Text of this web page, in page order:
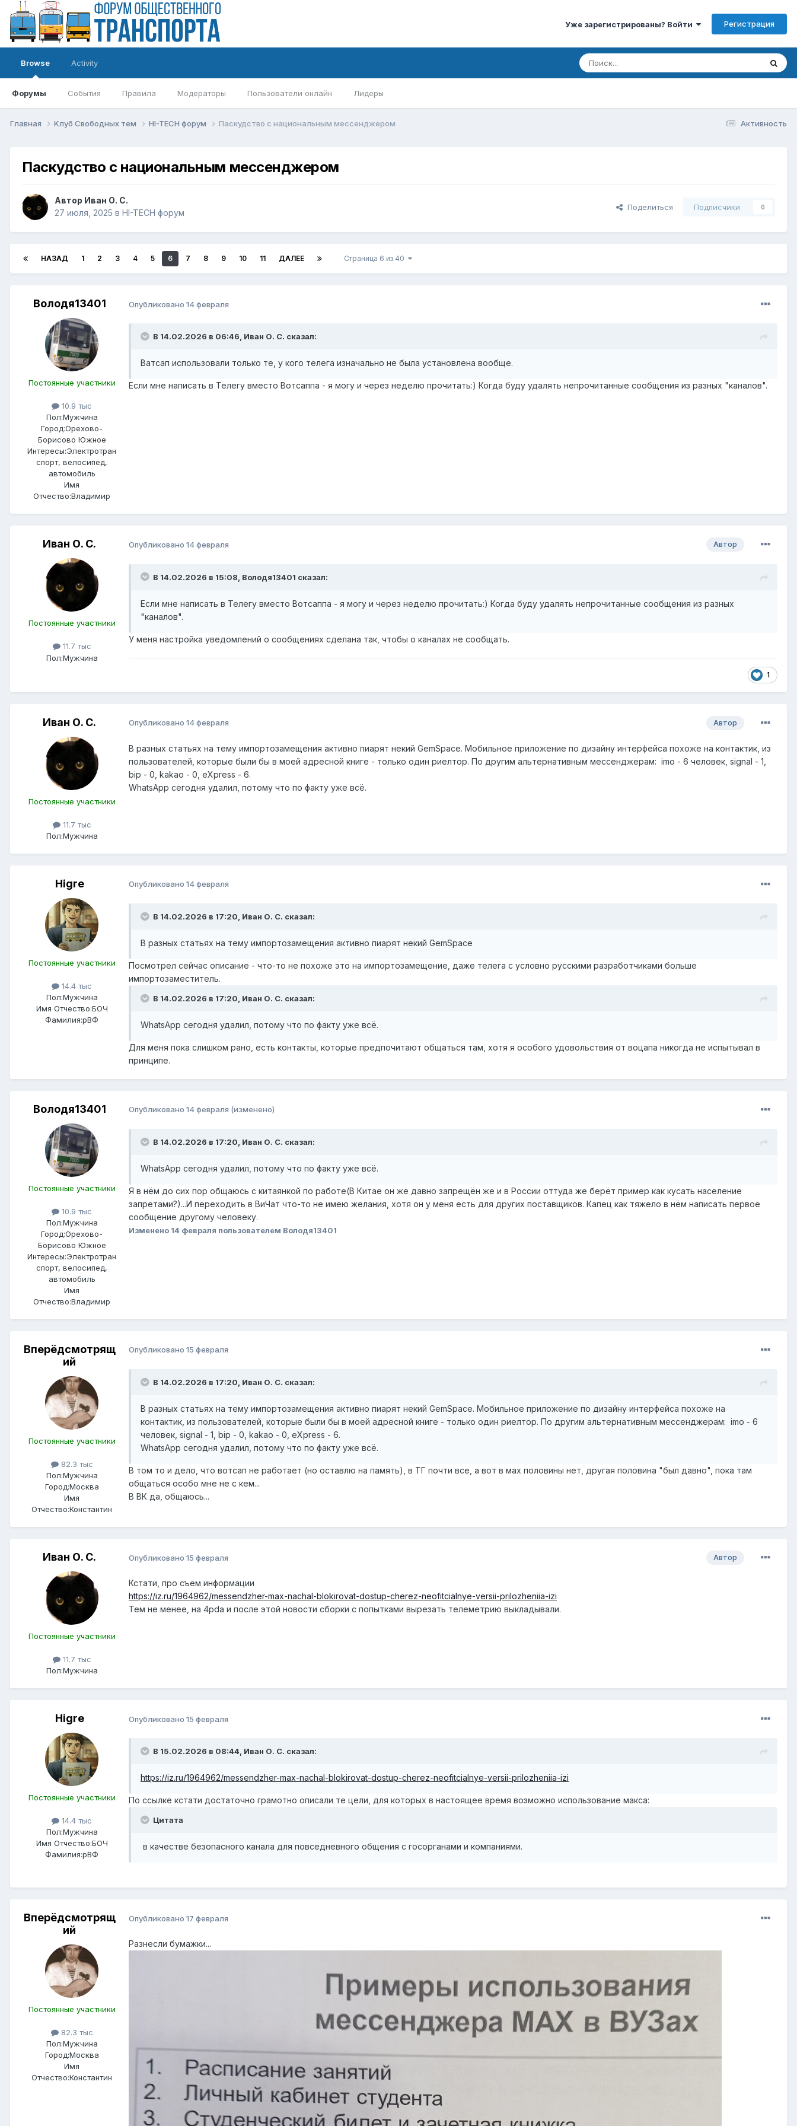
Уже зарегистрированы? Войти Регистрация
Browse
Форумы События Правила Модераторы Пользователи онлайн Лидеры
Activity
Активность
Главная Kлуб Свободных тем HI-TECH форум Паскудство с национальным мессенджером
Паскудство с национальным мессенджером
Автор Иван О. С.
27 июля, 2025 в HI-TECH форум
Поделиться Подписчики 0
НАЗАД 1 2 3 4 5 6 7 8 9 10 11 ДАЛЕЕ Страница 6 из 40
Володя13401
Постоянные участники
10.9 тыс
Пол:Мужчина
Город:Орехово-
Борисово Южное
Интересы:Электротран
спорт, велосипед,
автомобиль
Имя
Отчество:Владимир
Опубликовано 14 февраля
В 14.02.2026 в 06:46, Иван О. С. сказал:
Ватсап использовали только те, у кого телега изначально не была установлена вообще.
Если мне написать в Телегу вместо Вотсаппа - я могу и через неделю прочитать:) Когда буду удалять непрочитанные сообщения из разных "каналов".
Иван О. С.
Постоянные участники
11.7 тыс
Пол:Мужчина
Автор
Опубликовано 14 февраля
В 14.02.2026 в 15:08, Володя13401 сказал:
Если мне написать в Телегу вместо Вотсаппа - я могу и через неделю прочитать:) Когда буду удалять непрочитанные сообщения из разных
"каналов".
У меня настройка уведомлений о сообщениях сделана так, чтобы о каналах не сообщать.
1
Иван О. С.
Постоянные участники
11.7 тыс
Пол:Мужчина
Автор
Опубликовано 14 февраля
В разных статьях на тему импортозамещения активно пиарят некий GemSpace. Мобильное приложение по дизайну интерфейса похоже на контактик, из
пользователей, которые были бы в моей адресной книге - только один риелтор. По другим альтернативным мессенджерам: imo - 6 человек, signal - 1,
bip - 0, kakao - 0, eXpress - 6.
WhatsApp сегодня удалил, потому что по факту уже всё.
Higre
Постоянные участники
14.4 тыс
Пол:Мужчина
Имя Отчество:БОЧ
Фамилия:рВФ
Опубликовано 14 февраля
В 14.02.2026 в 17:20, Иван О. С. сказал:
В разных статьях на тему импортозамещения активно пиарят некий GemSpace
Посмотрел сейчас описание - что-то не похоже это на импортозамещение, даже телега с условно русскими разработчиками больше
импортозаместитель.
В 14.02.2026 в 17:20, Иван О. С. сказал:
WhatsApp сегодня удалил, потому что по факту уже всё.
Для меня пока слишком рано, есть контакты, которые предпочитают общаться там, хотя я особого удовольствия от воцапа никогда не испытывал в
принципе.
Володя13401
Постоянные участники
10.9 тыс
Пол:Мужчина
Город:Орехово-
Борисово Южное
Интересы:Электротран
спорт, велосипед,
автомобиль
Имя
Отчество:Владимир
Опубликовано 14 февраля (изменено)
В 14.02.2026 в 17:20, Иван О. С. сказал:
WhatsApp сегодня удалил, потому что по факту уже всё.
Я в нём до сих пор общаюсь с китаянкой по работе(В Китае он же давно запрещён же и в России оттуда же берёт пример как кусать население
запретами?)...И переходить в ВиЧат что-то не имею желания, хотя он у меня есть для других поставщиков. Капец как тяжело в нём написать первое
сообщение другому человеку.
Изменено 14 февраля пользователем Володя13401
Вперёдсмотрящ
ий
Постоянные участники
82.3 тыс
Пол:Мужчина
Город:Москва
Имя
Отчество:Константин
Опубликовано 15 февраля
В 14.02.2026 в 17:20, Иван О. С. сказал:
В разных статьях на тему импортозамещения активно пиарят некий GemSpace. Мобильное приложение по дизайну интерфейса похоже на
контактик, из пользователей, которые были бы в моей адресной книге - только один риелтор. По другим альтернативным мессенджерам: imo - 6
человек, signal - 1, bip - 0, kakao - 0, eXpress - 6.
WhatsApp сегодня удалил, потому что по факту уже всё.
В том то и дело, что вотсап не работает (но оставлю на память), в ТГ почти все, а вот в мах половины нет, другая половина "был давно", пока там
общаться особо мне не с кем...
В ВК да, общаюсь...
Иван О. С.
Постоянные участники
11.7 тыс
Пол:Мужчина
Автор
Опубликовано 15 февраля
Кстати, про съем информации
https://iz.ru/1964962/messendzher-max-nachal-blokirovat-dostup-cherez-neofitcialnye-versii-prilozheniia-izi
Тем не менее, на 4pda и после этой новости сборки с попытками вырезать телеметрию выкладывали.
Higre
Постоянные участники
14.4 тыс
Пол:Мужчина
Имя Отчество:БОЧ
Фамилия:рВФ
Опубликовано 15 февраля
В 15.02.2026 в 08:44, Иван О. С. сказал:
https://iz.ru/1964962/messendzher-max-nachal-blokirovat-dostup-cherez-neofitcialnye-versii-prilozheniia-izi
По ссылке кстати достаточно грамотно описали те цели, для которых в настоящее время возможно использование макса:
Цитата
в качестве безопасного канала для повседневного общения с госорганами и компаниями.
Вперёдсмотрящ
ий
Постоянные участники
82.3 тыс
Пол:Мужчина
Город:Москва
Имя
Отчество:Константин
Опубликовано 17 февраля
Разнесли бумажки...